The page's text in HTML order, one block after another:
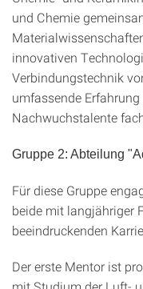
und Chemie
innovativen
Verbindungstechnik
umfassende
Nachwuchstalente
Gruppe 2: Abteilung
Für diese Gruppe
beide mit langjähriger
beeindruckenden
Der erste Mentor ist